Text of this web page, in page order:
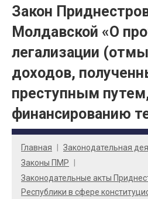
Закон
Молдавской «О
легализации
доходов,
преступным
финансированию
Главная
Законодательная
Законы ПМР
Законодательные акты
Республики в сфере